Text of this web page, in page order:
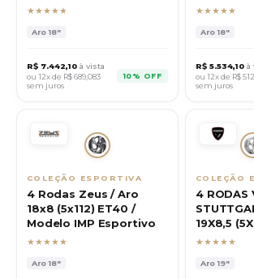
★★★★★
Aro18"
R$ 7.442,10 à vista
ou 12x de R$689,083
sem juros
10% OFF
★★★★★
Aro18"
R$ 5.534,10 à
ou 12x de R$
sem juros
COLEÇÃO ESPORTIVA
4 Rodas Zeus / Aro
18x8 (5x112) ET40 /
Modelo IMP Esportivo
★★★★★
Aro18"
COLEÇÃO
4 RODAS
19X8,5
★★★★★
Aro19"